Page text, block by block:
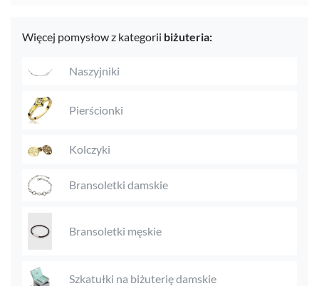
Więcej pomysłow z kategorii biżuteria:
Naszyjniki
Pierścionki
Kolczyki
Bransoletki damskie
Bransoletki męskie
Szkatułki na biżuterię damskie